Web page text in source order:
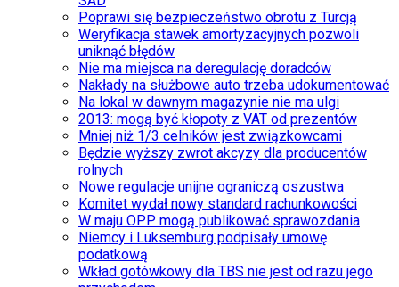
Poprawi się bezpieczeństwo obrotu z Turcją
Weryfikacja stawek amortyzacyjnych pozwoli
uniknąć błędów
Nie ma miejsca na deregulację doradców
Nakłady na służbowe auto trzeba udokumentować
Na lokal w dawnym magazynie nie ma ulgi
2013: mogą być kłopoty z VAT od prezentów
Mniej niż 1/3 celników jest związkowcami
Będzie wyższy zwrot akcyzy dla producentów
rolnych
Nowe regulacje unijne ograniczą oszustwa
Komitet wydał nowy standard rachunkowości
W maju OPP mogą publikować sprawozdania
Niemcy i Luksemburg podpisały umowę
podatkową
Wkład gotówkowy dla TBS nie jest od razu jego